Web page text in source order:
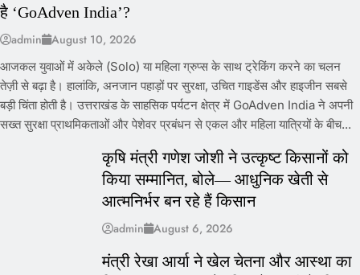
है ‘GoAdven India’?
admin August 10, 2026
आजकल युवाओं में अकेले (Solo) या महिला ग्रुप्स के साथ ट्रेकिंग करने का चलन
तेज़ी से बढ़ा है। हालांकि, अनजान पहाड़ों पर सुरक्षा, उचित गाइडेंस और हाइजीन सबसे
बड़ी चिंता होती है। उत्तराखंड के साहसिक पर्यटन क्षेत्र में GoAdven India ने अपनी
सख्त सुरक्षा प्राथमिकताओं और पेशेवर प्रबंधन से एकल और महिला यात्रियों के बीच...
कृषि मंत्री गणेश जोशी ने उत्कृष्ट किसानों को
किया सम्मानित, बोले— आधुनिक खेती से
आत्मनिर्भर बन रहे हैं किसान
admin August 6, 2026
मंत्री रेखा आर्या ने खेल चेतना और आस्था का